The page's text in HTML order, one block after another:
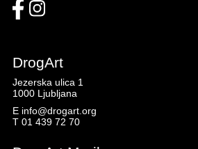
DrogArt
Jezerska ulica 1
1000 Ljubljana
E info@drogart.org
T 01 439 72 70